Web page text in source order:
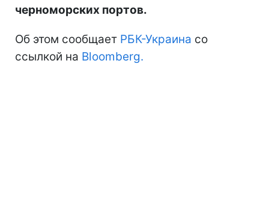
черноморских портов.
Об этом сообщает РБК-Украина со
ссылкой на Bloomberg.